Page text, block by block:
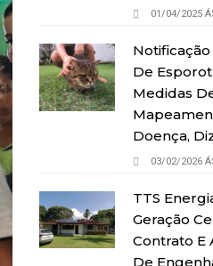
01/04/2025
De
Medidas
Doença,
03/02/2026
TTS
Geração
Contrato E
De